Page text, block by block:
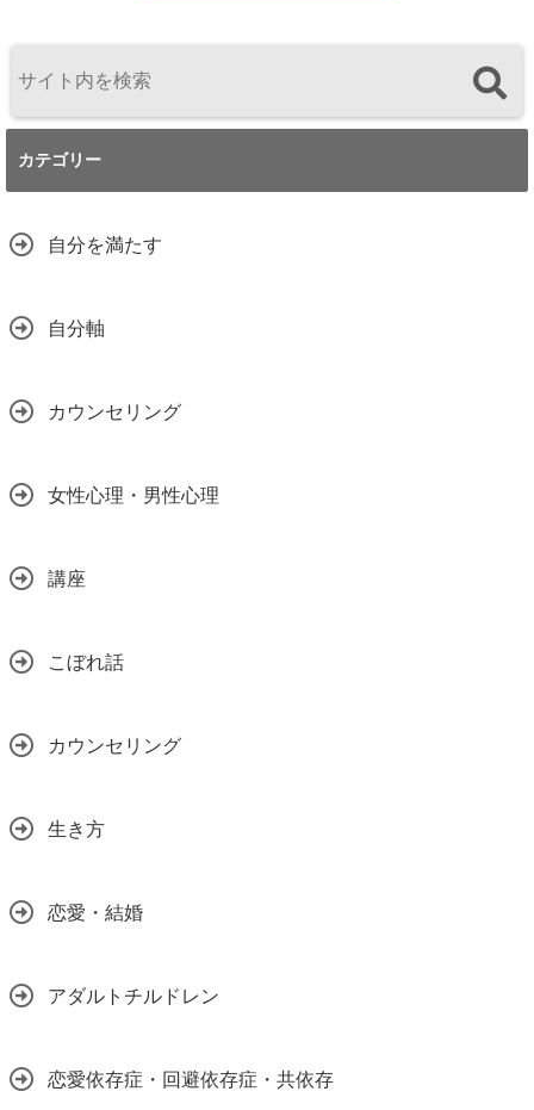
カテゴリー
自分を満たす
自分軸
カウンセリング
女性心理・男性心理
講座
こぼれ話
カウンセリング
生き方
恋愛・結婚
アダルトチルドレン
恋愛依存症・回避依存症・共依存